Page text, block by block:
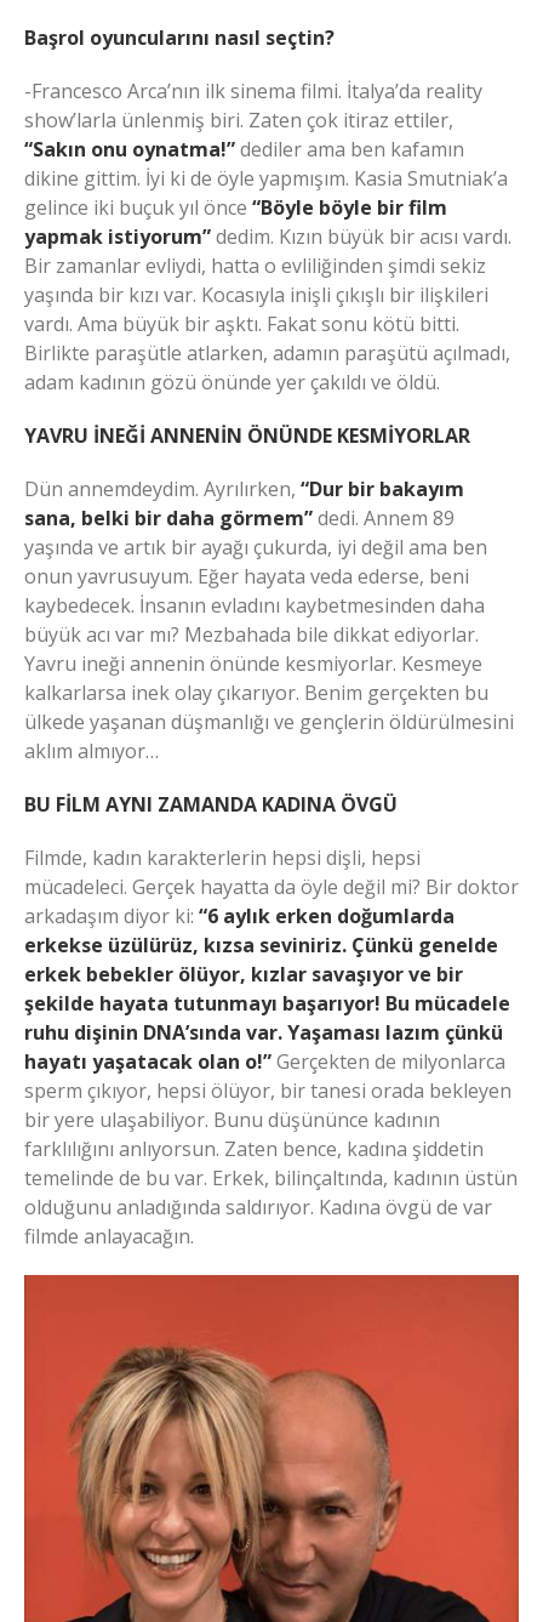
Başrol oyuncularını nasıl seçtin?
-Francesco Arca’nın ilk sinema filmi. İtalya’da reality
show’larla ünlenmiş biri. Zaten çok itiraz ettiler,
“Sakın onu oynatma!”dediler ama ben kafamın
dikine gittim. İyi ki de öyle yapmışım. Kasia Smutniak’a
gelince iki buçuk yıl önce “Böyle böyle bir film
yapmak istiyorum”dedim. Kızın büyük bir acısı vardı.
Bir zamanlar evliydi, hatta o evliliğinden şimdi sekiz
yaşında bir kızı var. Kocasıyla inişli çıkışlı bir ilişkileri
vardı. Ama büyük bir aşktı. Fakat sonu kötü bitti.
Birlikte paraşütle atlarken, adamın paraşütü açılmadı,
adam kadının gözü önünde yer çakıldı ve öldü.
YAVRU İNEĞİ ANNENİN ÖNÜNDE KESMİYORLAR
Dün annemdeydim. Ayrılırken, “Dur bir bakayım
sana, belki bir daha görmem”dedi. Annem 89
yaşında ve artık bir ayağı çukurda, iyi değil ama ben
onun yavrusuyum. Eğer hayata veda ederse, beni
kaybedecek. İnsanın evladını kaybetmesinden daha
büyük acı var mı? Mezbahada bile dikkat ediyorlar.
Yavru ineği annenin önünde kesmiyorlar. Kesmeye
kalkarlarsa inek olay çıkarıyor. Benim gerçekten bu
ülkede yaşanan düşmanlığı ve gençlerin öldürülmesini
aklım almıyor…
BU FİLM AYNI ZAMANDA KADINA ÖVGÜ
Filmde, kadın karakterlerin hepsi dişli, hepsi
mücadeleci. Gerçek hayatta da öyle değil mi? Bir doktor
arkadaşım diyor ki: “6 aylık erken doğumlarda
erkekse üzülürüz, kızsa seviniriz. Çünkü genelde
erkek bebekler ölüyor, kızlar savaşıyor ve bir
şekilde hayata tutunmayı başarıyor! Bu mücadele
ruhu dişinin DNA’sında var. Yaşaması lazım çünkü
hayatı yaşatacak olan o!”Gerçekten de milyonlarca
sperm çıkıyor, hepsi ölüyor, bir tanesi orada bekleyen
bir yere ulaşabiliyor. Bunu düşününce kadının
farklılığını anlıyorsun. Zaten bence, kadına şiddetin
temelinde de bu var. Erkek, bilinçaltında, kadının üstün
olduğunu anladığında saldırıyor. Kadına övgü de var
filmde anlayacağın.